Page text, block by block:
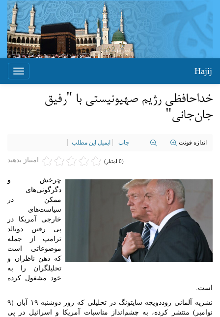
Toggle
Hajij
خداحافظی رژیم صهیونیستی با "رفیق
جان‌جانی"
اندازه فونت چاپ ایمیل این مطلب
امتیاز بدهید (0 امتیاز)
چرخش و
دگرگونی‌های
ممکن در
سیاست‌های
خارجی آمریکا در
پی رفتن دونالد
ترامپ از جمله
موضوعاتی است
که ذهن ناظران و
تحلیلگران را به
خود مشغول کرده
است.
نشریه آلمانی زوددویچه سایتونگ در تحلیلی که روز دوشنبه ۱۹ آبان (۹
نوامبر) منتشر کرده، به چشم‌انداز مناسبات آمریکا و اسرائیل در پی